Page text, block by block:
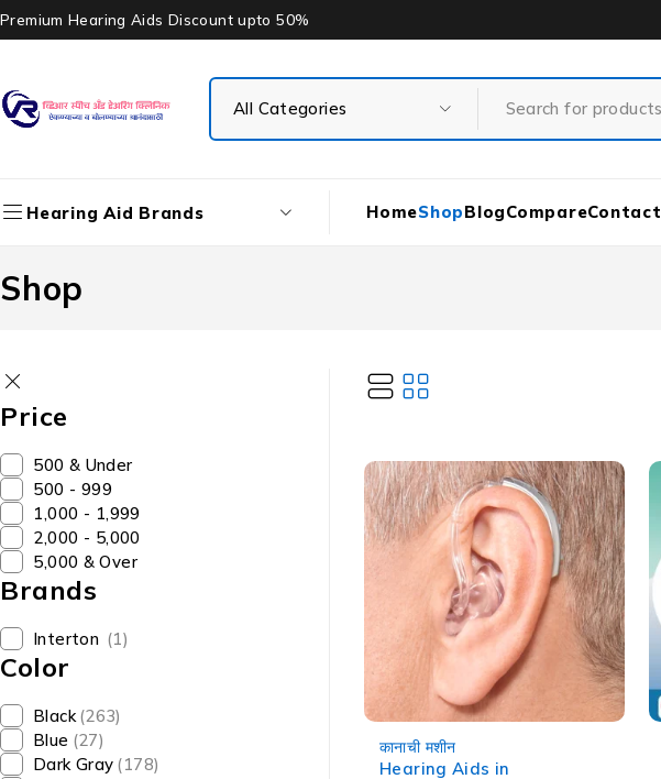
Premium Hearing Aids Discount upto 50%
Hearing Aid Brands HomeShopBlogCompareContact
Shop
Price
₹500 & Under
₹500 - ₹999
₹1,000 - ₹1,999
₹2,000 - ₹5,000
₹5,000 & Over
Brands
Interton (1)
Color
Black (263)
Blue (27)
Dark Gray (178)
कानाची मशीन
Hearing Aids in